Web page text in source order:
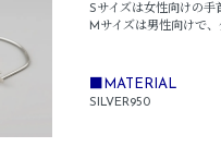
Sサイズは女性向けの手
Mサイズは男性向けで
■MATERIAL
SILVER950